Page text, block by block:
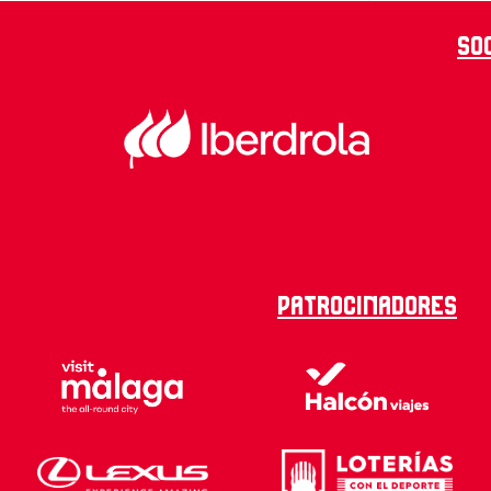
Patrocinadores